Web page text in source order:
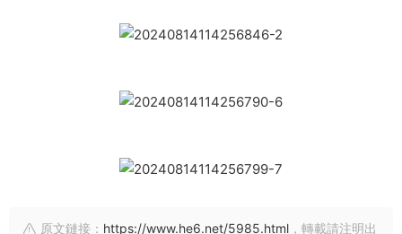
原文鏈接： https://www.he6.net/5985.html ，轉載請注明出